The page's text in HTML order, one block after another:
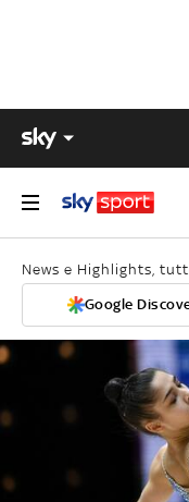
News e Highlights,
Google